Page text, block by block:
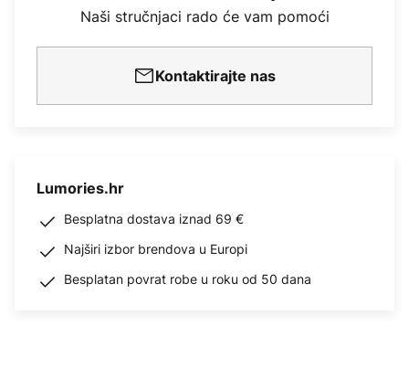
Naši stručnjaci rado će vam pomoći
Kontaktirajte nas
Lumories.hr
Besplatna dostava iznad 69 €
Najširi izbor brendova u Europi
Besplatan povrat robe u roku od 50 dana